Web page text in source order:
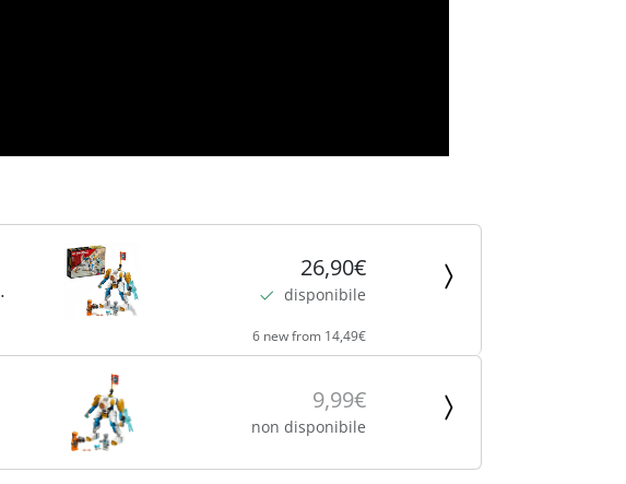
26,90€
disponibile
6 new from 14,49€
9,99€
non disponibile